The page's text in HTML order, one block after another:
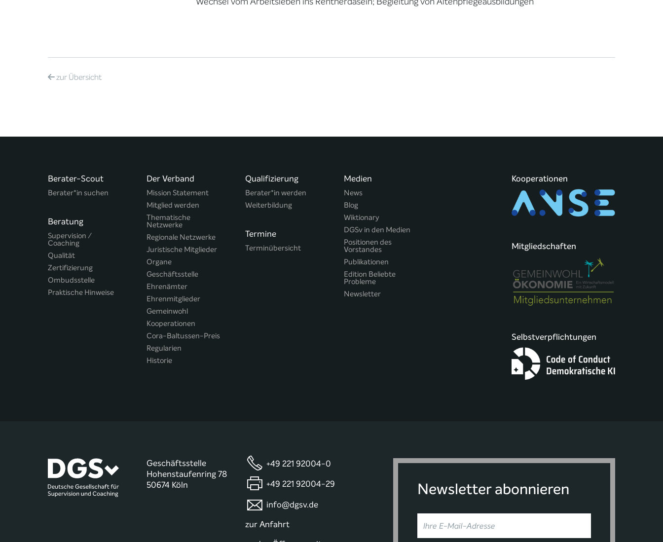
zurÜbersicht
Berater-Scout
Berater*in suchen
Beratung
Supervision /
Coaching
Qualität
Zertifizierung
Ombudsstelle
Praktische Hinweise
Der Verband
Mission Statement
Mitglied werden
Thematische
Netzwerke
Regionale Netzwerke
Juristische Mitglieder
Organe
Geschäftsstelle
Ehrenämter
Ehrenmitglieder
Gemeinwohl
Kooperationen
Cora-Baltussen-Preis
Regularien
Historie
Qualifizierung
Berater*in werden
Weiterbildung
Termine
Terminübersicht
Medien
News
Blog
Wiktionary
DGSv in den Medien
Positionen des
Vorstandes
Publikationen
Edition Beliebte
Probleme
Newsletter
Kooperationen
Mitgliedschaften
Selbstverpflichtungen
Geschäftsstelle
Hohenstaufenring 78
50674 Köln
+49 221 92004-0
+49 221 92004-29
info@dgsv.de
zur Anfahrt
Newsletter abonnieren